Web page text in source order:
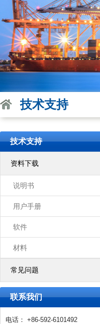
技术支持
技术支持
资料下载
说明书
用户手册
软件
材料
常见问题
联系我们
电话： +86-592-6101492